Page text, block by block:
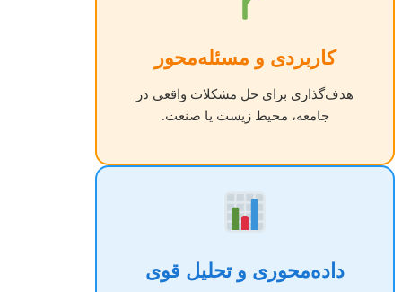
کاربردی و مسئله‌محور
هدف‌گذاری برای حل مشکلات واقعی در
جامعه، محیط زیست یا صنعت.
داده‌محوری و تحلیل قوی